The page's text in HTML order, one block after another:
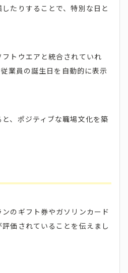
たりすることで、特別な日と
トウエアと統合されていれ
業員の誕生日を自動的に表示
、ポジティブな職場文化を築
のギフト券やガソリンカード
価されていることを伝えまし